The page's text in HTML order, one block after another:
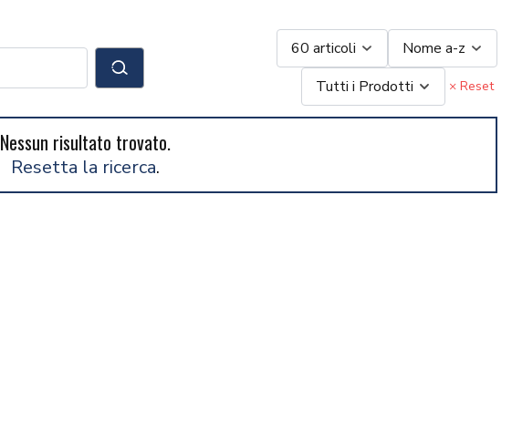
Cerca
60 articoli
Nome a-z
Tutti i Prodotti
× Reset
Nessun risultato trovato.
Resetta la ricerca.